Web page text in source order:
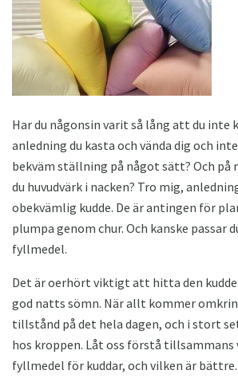
Har du någonsin varit så lång att du inte
anledning du kasta och vända dig och
bekväm ställning på något sätt? Och på
du huvudvärk i nacken? Tro mig,
obekvämlig kudde. De är antingen för
plumpa genom chur. Och kanske passar
fyllmedel.
Det är oerhört viktigt att hitta den
god natts sömn. När allt kommer
tillstånd på det hela dagen, och i stort
hos kroppen. Låt oss förstå tillsammans
fyllmedel för kuddar, och vilken är bättre.